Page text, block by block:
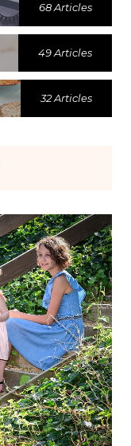
68 Articles
49 Articles
32 Articles